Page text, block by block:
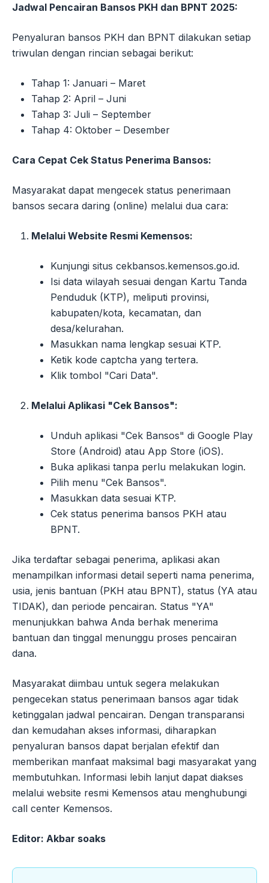
Jadwal Pencairan Bansos PKH dan BPNT 2025:
Penyaluran bansos PKH dan BPNT dilakukan setiap
triwulan dengan rincian sebagai berikut:
Tahap 1: Januari – Maret
Tahap 2: April – Juni
Tahap 3: Juli – September
Tahap 4: Oktober – Desember
Cara Cepat Cek Status Penerima Bansos:
Masyarakat dapat mengecek status penerimaan
bansos secara daring (online) melalui dua cara:
Melalui Website Resmi Kemensos:
Kunjungi situs cekbansos.kemensos.go.id.
Isi data wilayah sesuai dengan Kartu Tanda
Penduduk (KTP), meliputi provinsi,
kabupaten/kota, kecamatan, dan
desa/kelurahan.
Masukkan nama lengkap sesuai KTP.
Ketik kode captcha yang tertera.
Klik tombol "Cari Data".
Melalui Aplikasi "Cek Bansos":
Unduh aplikasi "Cek Bansos" di Google Play
Store (Android) atau App Store (iOS).
Buka aplikasi tanpa perlu melakukan login.
Pilih menu "Cek Bansos".
Masukkan data sesuai KTP.
Cek status penerima bansos PKH atau
BPNT.
Jika terdaftar sebagai penerima, aplikasi akan
menampilkan informasi detail seperti nama penerima,
usia, jenis bantuan (PKH atau BPNT), status (YA atau
TIDAK), dan periode pencairan. Status "YA"
menunjukkan bahwa Anda berhak menerima
bantuan dan tinggal menunggu proses pencairan
dana.
Masyarakat diimbau untuk segera melakukan
pengecekan status penerimaan bansos agar tidak
ketinggalan jadwal pencairan. Dengan transparansi
dan kemudahan akses informasi, diharapkan
penyaluran bansos dapat berjalan efektif dan
memberikan manfaat maksimal bagi masyarakat yang
membutuhkan. Informasi lebih lanjut dapat diakses
melalui website resmi Kemensos atau menghubungi
call center Kemensos.
Editor: Akbar soaks